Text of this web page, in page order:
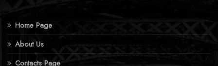
Home Page
About Us
Contacts Page